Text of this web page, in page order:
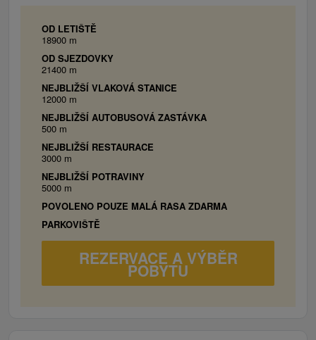
OD LETIŠTĚ
18900 m
OD SJEZDOVKY
21400 m
NEJBLIŽŠÍ VLAKOVÁ STANICE
12000 m
NEJBLIŽŠÍ AUTOBUSOVÁ ZASTÁVKA
500 m
NEJBLIŽŠÍ RESTAURACE
3000 m
NEJBLIŽŠÍ POTRAVINY
5000 m
POVOLENO POUZE MALÁ RASA ZDARMA
PARKOVIŠTĚ
REZERVACE A VÝBĚR
POBYTU